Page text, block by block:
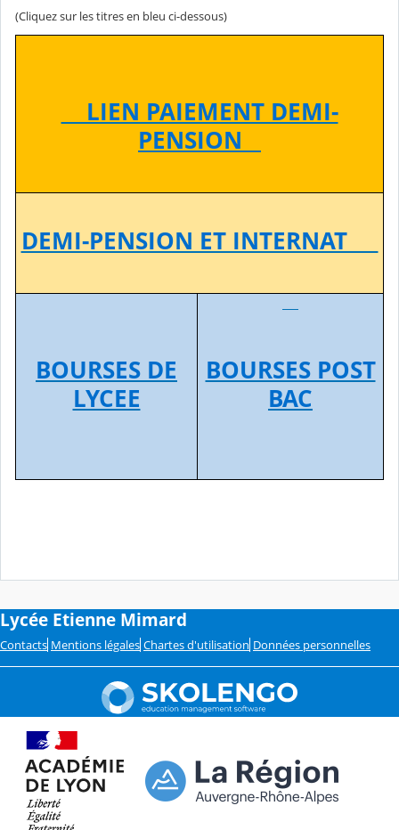
(Cliquez sur les titres en bleu ci-dessous)
LIEN PAIEMENT DEMI-
PENSION
DEMI-PENSION ET INTERNAT
BOURSES DE
LYCEE
BOURSES POST
BAC
Lycée Etienne Mimard
Contacts Mentions légales Chartes d'utilisation Données personnelles